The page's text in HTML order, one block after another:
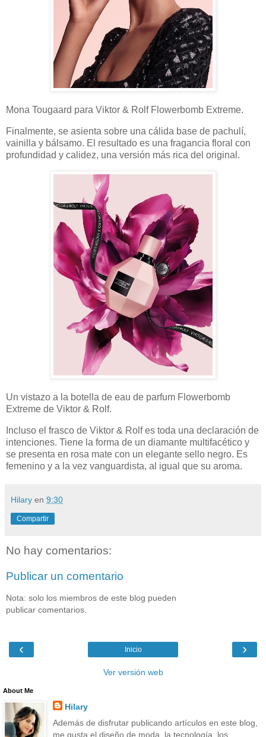
Mona Tougaard para Viktor & Rolf Flowerbomb Extreme.
Finalmente, se asienta sobre una cálida base de pachulí,
vainilla y bálsamo. El resultado es una fragancia floral con
profundidad y calidez, una versión más rica del original.
Un vistazo a la botella de eau de parfum Flowerbomb
Extreme de Viktor & Rolf.
Incluso el frasco de Viktor & Rolf es toda una declaración de
intenciones. Tiene la forma de un diamante multifacético y
se presenta en rosa mate con un elegante sello negro. Es
femenino y a la vez vanguardista, al igual que su aroma.
Hilary en 9:30
Compartir
No hay comentarios:
Publicar un comentario
Nota: solo los miembros de este blog pueden
publicar comentarios.
‹ ›
Inicio
Ver versión web
About Me
Hilary
Además de disfrutar publicando artículos en este blog,
me gusta el diseño de moda, la tecnología, los